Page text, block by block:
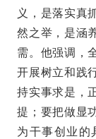
义，是落实真
然之举，是涵
需。他强调，
开展树立和践
持实事求是，
提；要把做显
为干事创业的